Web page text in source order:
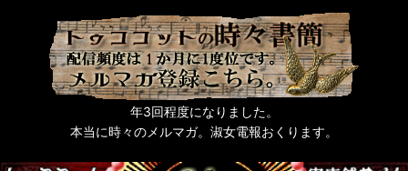
タッセル
猫なもの
うさぎなもの
梟ーふくろうー
年3回程度になりました。
本当に時々のメルマガ。淑女電報おくります。